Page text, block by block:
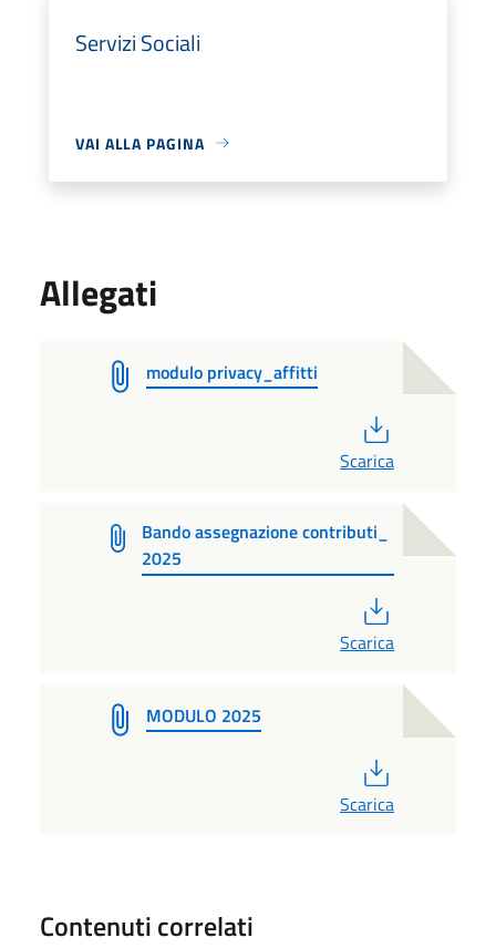
Servizi Sociali
VAI ALLA PAGINA
Allegati
modulo privacy_affitti
Scarica
Bando assegnazione contributi_
2025
Scarica
MODULO 2025
Scarica
Contenuti correlati